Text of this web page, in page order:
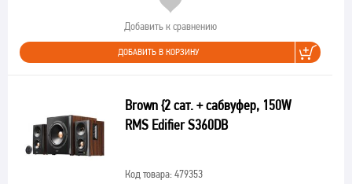
Добавить к сравнению
ДОБАВИТЬ В КОРЗИНУ
Brown {2 сат. + сабвуфер, 150W
RMS Edifier S360DB
Код товара: 479353